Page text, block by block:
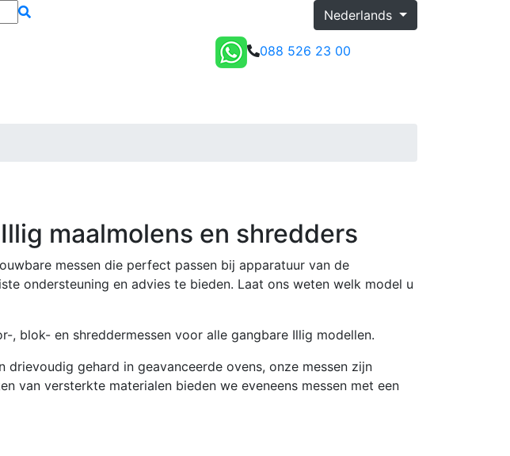
Nederlands
088 526 23 00
maalmolens en shredders
messen die perfect passen bij apparatuur van de
ondersteuning en advies te bieden. Laat ons weten welk model u
blok- en shreddermessen voor alle gangbare Illig modellen.
gehard in geavanceerde ovens, onze messen zijn
van versterkte materialen bieden we eveneens messen met een